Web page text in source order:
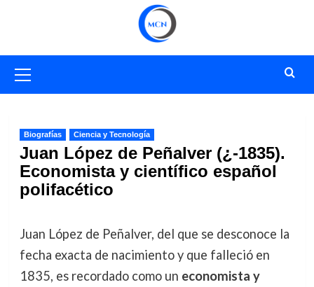
primario
Biografías Ciencia y Tecnología
Juan López de Peñalver (¿-1835).
Economista y científico español
polifacético
Juan López de Peñalver, del que se desconoce la
fecha exacta de nacimiento y que falleció en
1835, es recordado como un economista y